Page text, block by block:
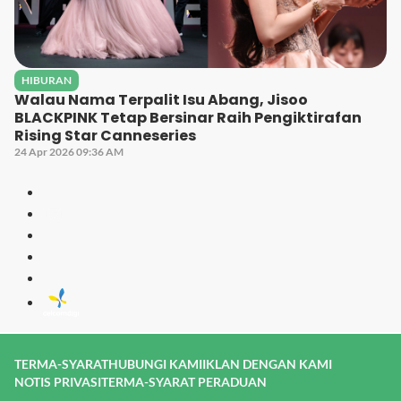
HIBURAN
Walau Nama Terpalit Isu Abang, Jisoo
BLACKPINK Tetap Bersinar Raih Pengiktirafan
Rising Star Canneseries
24 Apr 2026 09:36 AM
TERMA-SYARATHUBUNGI KAMIIKLAN DENGAN KAMI
NOTIS PRIVASITERMA-SYARAT PERADUAN